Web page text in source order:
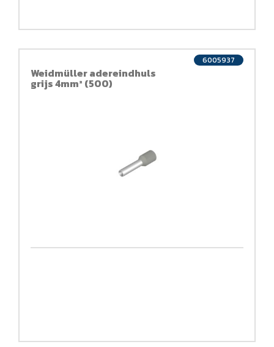
Weidmüller adereindhuls
grijs 4mm² (500)
6005937